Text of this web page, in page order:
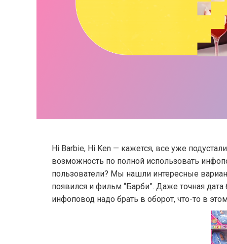
Hi Barbie, Hi Ken — кажется, все уже
возможность по полной использовать
пользователи? Мы нашли интересные
появился и фильм “Барби”. Даже точная
инфоповод надо брать в оборот, что-то в